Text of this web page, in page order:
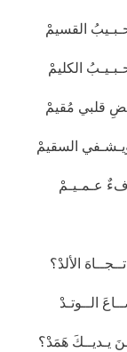
القسيمْ
الكليمْ
قلبي مُقيمْ
السقيمْ
عـمـيـمْ
الألدْ؟
الــوتـدْ
يـديــكَ هَمَدْ؟